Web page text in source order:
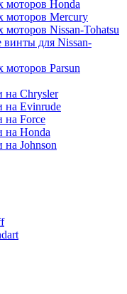
моторов Honda
моторов Mercury
Nissan-Tohatsu
для Nissan-
Parsun
на Chrysler
на Evinrude
на Force
на Honda
Johnson